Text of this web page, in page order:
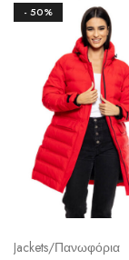
- 50%
Jackets/Πανωφόρια